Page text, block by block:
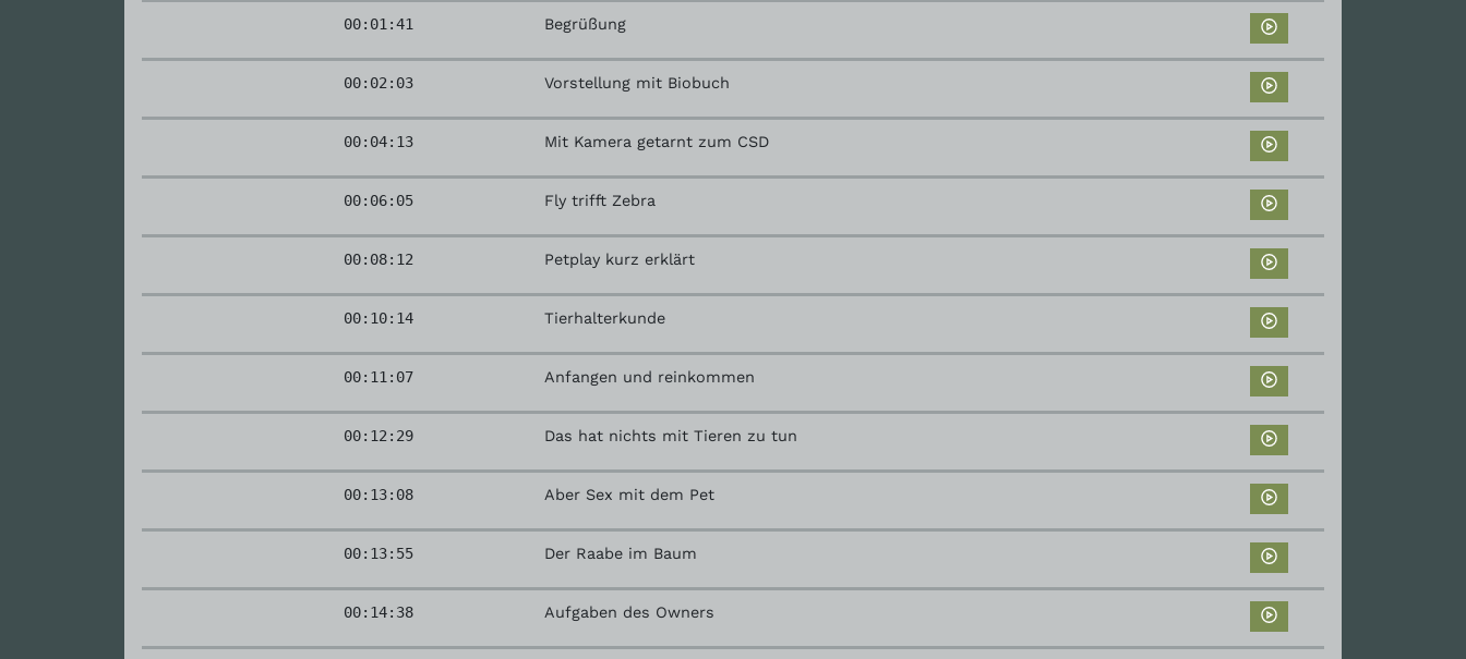
00:01:41 Begrüßung
00:02:03 Vorstellung mit Biobuch
00:04:13 Mit Kamera getarnt zum CSD
00:06:05 Fly trifft Zebra
00:08:12 Petplay kurz erklärt
00:10:14 Tierhalterkunde
00:11:07 Anfangen und reinkommen
00:12:29 Das hat nichts mit Tieren zu tun
00:13:08 Aber Sex mit dem Pet
00:13:55 Der Raabe im Baum
00:14:38 Aufgaben des Owners